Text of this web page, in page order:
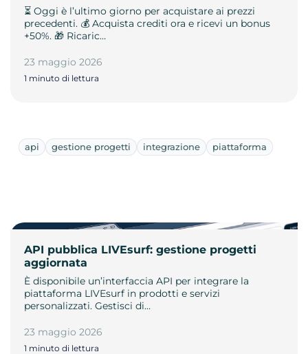
⏳ Oggi è l’ultimo giorno per acquistare ai prezzi
precedenti. 💰 Acquista crediti ora e ricevi un bonus
+50%. 🎁 Ricaric…
23 maggio 2026
1 minuto di lettura
api gestione progetti integrazione piattaforma
API pubblica LIVEsurf: gestione progetti
aggiornata
È disponibile un’interfaccia API per integrare la
piattaforma LIVEsurf in prodotti e servizi
personalizzati. Gestisci di…
23 maggio 2026
1 minuto di lettura